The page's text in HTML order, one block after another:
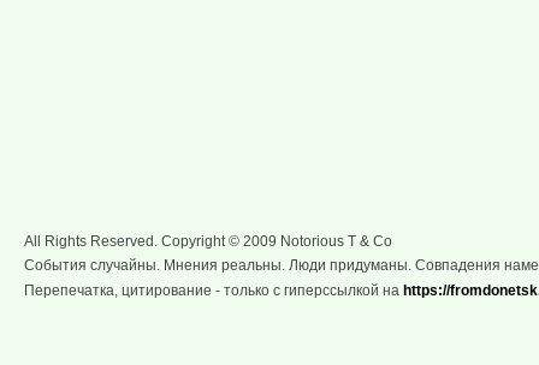
All Rights Reserved. Copyright © 2009 Notorious T & Co
События случайны. Мнения реальны. Люди придуманы. Совпадения
Перепечатка, цитирование - только с гиперссылкой на https://